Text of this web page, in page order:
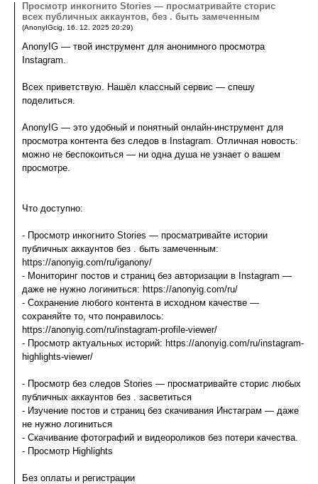
Просмотр инкогнито Stories — просматривайте сторис
всех публичных аккаунтов, без . быть замеченным
(AnonyIGcig 16. 12. 2025 20:29)
AnonyIG — твой инструмент для анонимного просмотра
Instagram.
Всех приветствую. Нашёл классный сервис — спешу
поделиться.
AnonyIG — это удобный и понятный онлайн-инструмент для
просмотра контента без следов в Instagram. Отличная новость:
можно не беспокоиться — ни одна душа не узнает о вашем
просмотре.
Что доступно:
- Просмотр инкогнито Stories — просматривайте истории
публичных аккаунтов без . быть замеченным:
https://anonyig.com/ru/iganony/
- Мониторинг постов и страниц без авторизации в Instagram —
даже не нужно логиниться: https://anonyig.com/ru/
- Сохранение любого контента в исходном качестве —
сохраняйте то, что понравилось:
https://anonyig.com/ru/instagram-profile-viewer/
- Просмотр актуальных историй: https://anonyig.com/ru/instagram-
highlights-viewer/
- Просмотр без следов Stories — просматривайте сторис любых
публичных аккаунтов без . засветиться
- Изучение постов и страниц без скачивания Инстаграм — даже
не нужно логиниться
- Скачивание фотографий и видеороликов без потери качества.
- Просмотр Highlights
Без оплаты и регистрации